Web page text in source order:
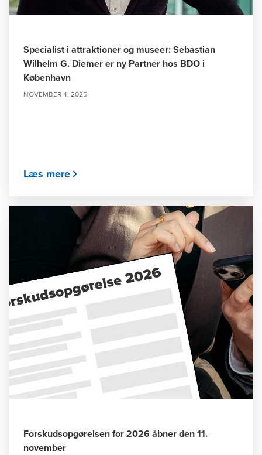
Specialist i attraktioner og museer: Sebastian
Wilhelm G. Diemer er ny Partner hos BDO i
København
NOVEMBER 4, 2025
Læs mere
Forskudsopgørelsen for 2026 åbner den 11.
november